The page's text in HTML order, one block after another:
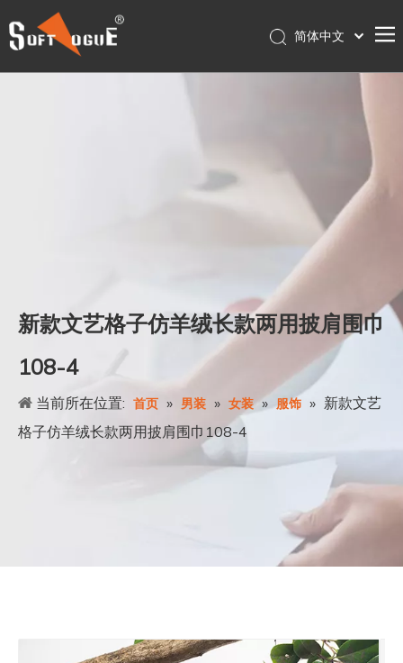
简体中文
Deutsch
日本語
Nederlands
Polski
新款文艺格子仿羊绒长款两用披肩围巾
108-4
当前所在位置: 首页 » 男装 » 女装 » 服饰 » 新款文艺
格子仿羊绒长款两用披肩围巾108-4